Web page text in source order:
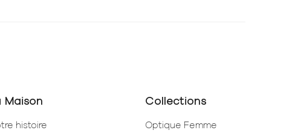
Maison
histoire
Collections
Optique Femme